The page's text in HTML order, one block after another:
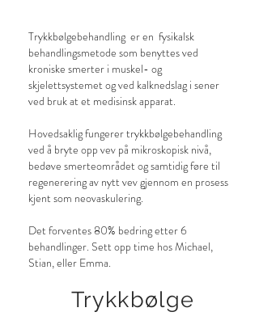
Trykkbølgebehandling er en fysikalsk
behandlingsmetode som benyttes ved
kroniske smerter i muskel- og
skjelettsystemet og ved kalknedslag i sener
ved bruk at et medisinsk apparat.
Hovedsaklig fungerer trykkbølgebehandling
ved å bryte opp vev på mikroskopisk nivå,
bedøve smerteområdet og samtidig føre til
regenerering av nytt vev gjennom en prosess
kjent som neovaskulering.
Det forventes 80% bedring etter 6
behandlinger. Sett opp time hos Michael,
Stian, eller Emma.
Trykkbølge